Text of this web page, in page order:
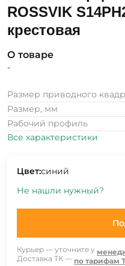
ROSSVIK
крестовая
О товаре
-
Размер приводного
Размер, мм
Рабочий профиль
Все характеристики
Цвет:синий
Не нашли нужный?
Курьер — уточните у
Доставка ТК — по тарифам